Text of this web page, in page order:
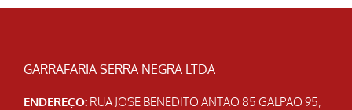
GARRAFARIA SERRA NEGRA LTDA
ENDEREÇO: RUA JOSE BENEDITO ANTAO 85 GALPAO 95,